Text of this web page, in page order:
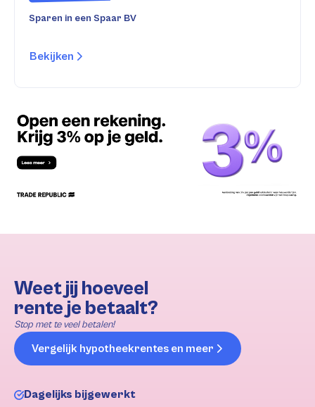
Sparen in een Spaar BV
Bekijken
Weet jij hoeveel
rente je betaalt?
Stop met te veel betalen!
Vergelijk hypotheekrentes en meer
Dagelijks bijgewerkt